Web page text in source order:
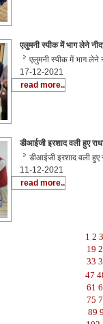
एलुमनी स्पीक में भाग लेने
एलुमनी स्पीक में भाग
17-12-2021
read more..
डीआईजी इरशाद वली हुए
डीआईजी इरशाद वली हुए
11-12-2021
read more..
1 2 3
19
33
47
61
75
89